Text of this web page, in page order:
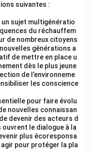
correct and
these options
près duquel à
in PDF
suivantes :
un sujet multigénératio
du réchauffem
de nombreux citoyens
générations a
de mettre en place u
dès le plus jeune
de l’environneme
les conscience
pour faire évolu
nouvelles connaissan
devenir des acteurs d
le dialogue à la
plus écoresponsa
agir pour protéger la pla